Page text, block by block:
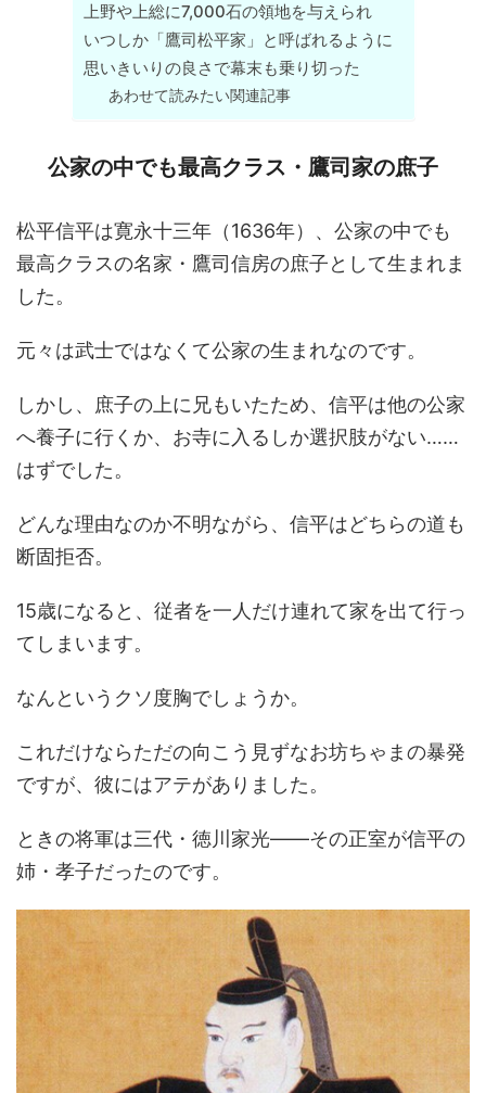
上野や上総に7,000石の領地を与えられ
いつしか「鷹司松平家」と呼ばれるように
思いきいりの良さで幕末も乗り切った
あわせて読みたい関連記事
公家の中でも最高クラス・鷹司家の庶子
松平信平は寛永十三年（1636年）、公家の中でも
最高クラスの名家・鷹司信房の庶子として生まれま
した。
元々は武士ではなくて公家の生まれなのです。
しかし、庶子の上に兄もいたため、信平は他の公家
へ養子に行くか、お寺に入るしか選択肢がない……
はずでした。
どんな理由なのか不明ながら、信平はどちらの道も
断固拒否。
15歳になると、従者を一人だけ連れて家を出て行っ
てしまいます。
なんというクソ度胸でしょうか。
これだけならただの向こう見ずなお坊ちゃまの暴発
ですが、彼にはアテがありました。
ときの将軍は三代・徳川家光――その正室が信平の
姉・孝子だったのです。